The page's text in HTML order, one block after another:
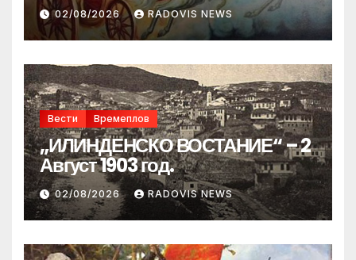
02/08/2026 RADOVIS NEWS
Вести Времеплов
„ИЛИНДЕНСКО ВОСТАНИЕ“ – 2
Август 1903 год.
02/08/2026 RADOVIS NEWS